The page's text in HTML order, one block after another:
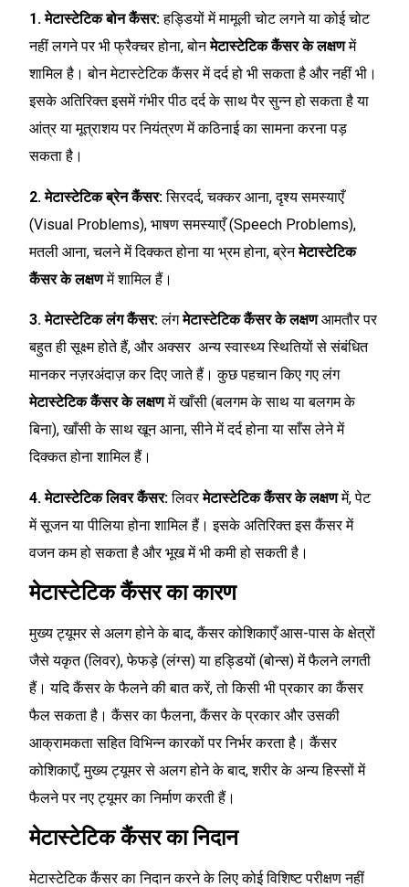
1. मेटास्टेटिक बोन कैंसर:हड्डियों में मामूली चोट लगने या कोई चोट
नहीं लगने पर भी फ्रैक्चर होना, बोनमेटास्टेटिक कैंसर के लक्षणमें
शामिल है। बोन मेटास्टेटिक कैंसर में दर्द हो भी सकता है और नहीं भी।
इसके अतिरिक्त इसमें गंभीर पीठ दर्द के साथ पैर सुन्न हो सकता है या
आंत्र या मूत्राशय पर नियंत्रण में कठिनाई का सामना करना पड़
सकता है।
2. मेटास्टेटिक ब्रेन कैंसर:सिरदर्द, चक्कर आना, दृश्य समस्याएँ
(Visual Problems), भाषण समस्याएँ (Speech Problems),
मतली आना, चलने में दिक्कत होना या भ्रम होना, ब्रेनमेटास्टेटिक
कैंसर के लक्षणमें शामिल हैं।
3. मेटास्टेटिक लंग कैंसर:लंगमेटास्टेटिक कैंसर के लक्षणआमतौर पर
बहुत ही सूक्ष्म होते हैं, और अक्सर अन्य स्वास्थ्य स्थितियों से संबंधित
मानकर नज़रअंदाज़ कर दिए जाते हैं। कुछ पहचान किए गए लंग
मेटास्टेटिक कैंसर के लक्षणमें खाँसी (बलगम के साथ या बलगम के
बिना), खाँसी के साथ खून आना, सीने में दर्द होना या साँस लेने में
दिक्कत होना शामिल हैं।
4. मेटास्टेटिक लिवर कैंसर:लिवरमेटास्टेटिक कैंसर के लक्षणमें, पेट
में सूजन या पीलिया होना शामिल हैं। इसके अतिरिक्त इस कैंसर में
वजन कम हो सकता है और भूख में भी कमी हो सकती है।
मेटास्टेटिक कैंसर का कारण
मुख्य ट्यूमर से अलग होने के बाद, कैंसर कोशिकाएँ आस-पास के क्षेत्रों
जैसे यकृत (लिवर), फेफड़े (लंग्स) या हड्डियों (बोन्स) में फैलने लगती
हैं। यदि कैंसर के फैलने की बात करें, तो किसी भी प्रकार का कैंसर
फैल सकता है। कैंसर का फैलना, कैंसर के प्रकार और उसकी
आक्रामकता सहित विभिन्न कारकों पर निर्भर करता है। कैंसर
कोशिकाएँ, मुख्य ट्यूमर से अलग होने के बाद, शरीर के अन्य हिस्सों में
फैलने पर नए ट्यूमर का निर्माण करती हैं।
मेटास्टेटिक कैंसर का निदान
मेटास्टेटिक कैंसर का निदान करने के लिए कोई विशिष्ट परीक्षण नहीं